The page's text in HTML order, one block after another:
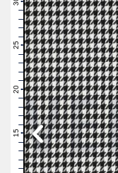
12
13
14
15
16
17
18
19
20
21
22
23
24
25
26
27
28
29
30